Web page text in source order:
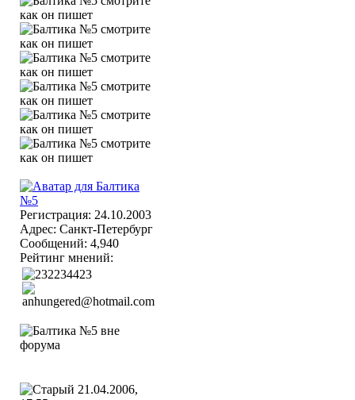
Регистрация: 24.10.2003
Адрес: Санкт-Петербург
Сообщений: 4,940
Рейтинг мнений:
21.04.2006,